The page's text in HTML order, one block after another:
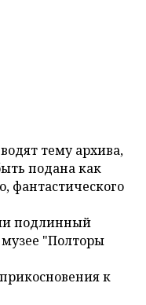
тему архива,
подана как
фантастического
подлинный
музее "Полторы
к